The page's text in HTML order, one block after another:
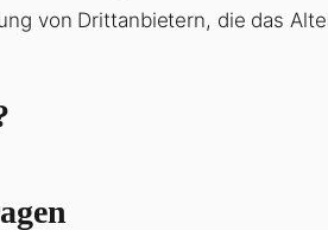
von Drittanbietern, die das